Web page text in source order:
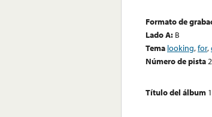
Formato de
Lado A: B
Tema looking,for,
Número de pista2
Título del álbum